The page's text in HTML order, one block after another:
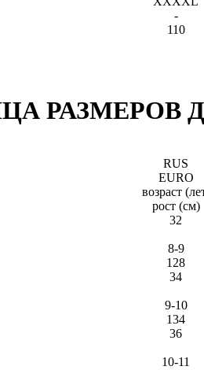
-
110
РАЗМЕРОВ
RUS
EURO
возраст
рост (см)
32
8-9
128
34
9-10
134
36
10-11